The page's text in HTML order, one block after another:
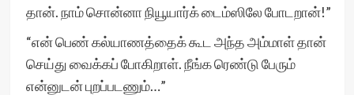
தான். நாம் சொன்னா நியூயார்க் டைம்ஸிலே போடறான்!”
“என் பெண் கல்யாணத்தைக் கூட அந்த அம்மாள் தான்
செய்து வைக்கப் போகிறாள். நீங்க ரெண்டு பேரும்
என்னுடன் புறப்படணும்…”